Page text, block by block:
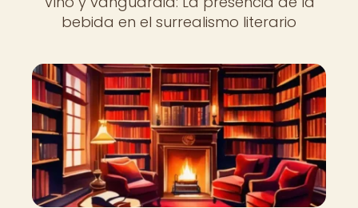
bebida en el surrealismo literario